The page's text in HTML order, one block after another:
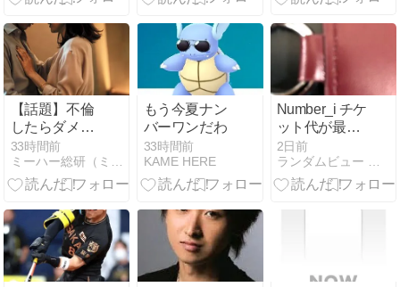
【話題】不倫
したらダメな
のに、なぜか
不倫するドラ
マが流行る理
ラ・・・・
33時間前
もう今夏ナン
バーワンだわ
33時間前
KAME HERE
Number_i チケ
ット代が最高
3万2800円！
旧ジャニは格
安、BTSは最
2日前